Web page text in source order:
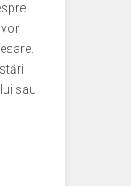
sau